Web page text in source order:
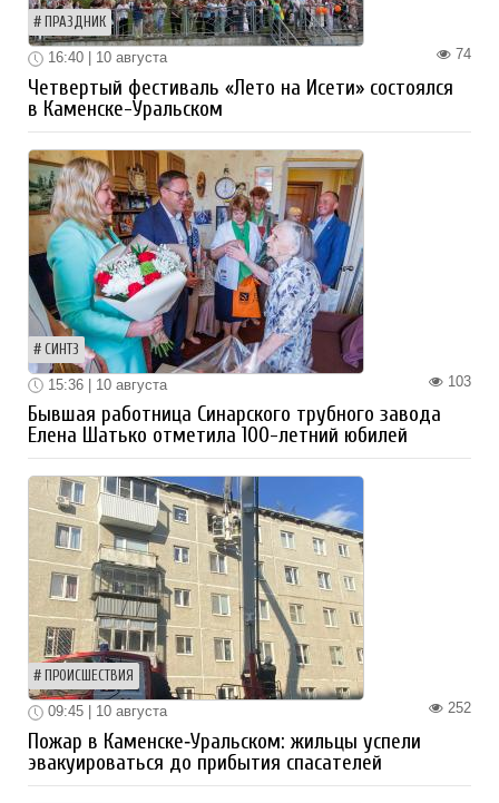
ПРАЗДНИК
74
16:40 | 10 августа
Четвертый фестиваль «Лето на Исети» состоялся
в Каменске-Уральском
СИНТЗ
103
15:36 | 10 августа
Бывшая работница Синарского трубного завода
Елена Шатько отметила 100-летний юбилей
ПРОИСШЕСТВИЯ
252
09:45 | 10 августа
Пожар в Каменске‑Уральском: жильцы успели
эвакуироваться до прибытия спасателей